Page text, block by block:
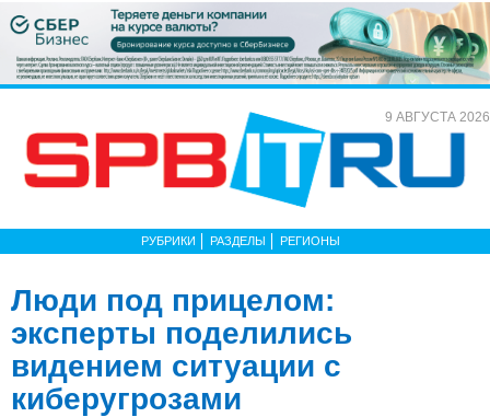
9 АВГУСТА 2026
РУБРИКИ РАЗДЕЛЫ РЕГИОНЫ
Люди под прицелом:
эксперты поделились
видением ситуации с
киберугрозами